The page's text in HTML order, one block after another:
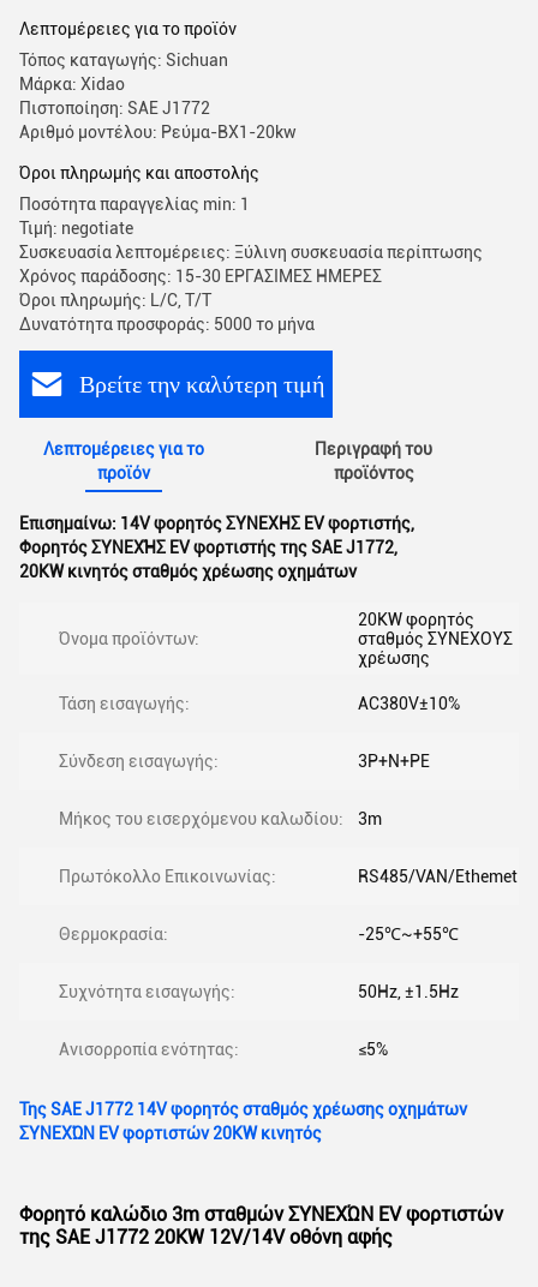
Λεπτομέρειες για το προϊόν
Τόπος καταγωγής: Sichuan
Μάρκα: Xidao
Πιστοποίηση: SAE J1772
Αριθμό μοντέλου: Ρεύμα-BX1-20kw
Όροι πληρωμής και αποστολής
Ποσότητα παραγγελίας min: 1
Τιμή: negotiate
Συσκευασία λεπτομέρειες: Ξύλινη συσκευασία περίπτωσης
Χρόνος παράδοσης: 15-30 ΕΡΓΑΣΙΜΕΣ ΗΜΕΡΕΣ
Όροι πληρωμής: L/C, T/T
Δυνατότητα προσφοράς: 5000 το μήνα
Βρείτε την καλύτερη τιμή
Λεπτομέρειες για το
προϊόν
Περιγραφή του
προϊόντος
Επισημαίνω: 14V φορητός ΣΥΝΕΧΗΣ EV φορτιστής,
Φορητός ΣΥΝΕΧΉΣ EV φορτιστής της SAE J1772,
20KW κινητός σταθμός χρέωσης οχημάτων
Όνομα προϊόντων:
20KW φορητός
σταθμός ΣΥΝΕΧΟΥΣ
χρέωσης
Τάση εισαγωγής: AC380V±10%
Σύνδεση εισαγωγής: 3P+N+PE
Μήκος του εισερχόμενου καλωδίου: 3m
Πρωτόκολλο Επικοινωνίας: RS485/VAN/Ethemet
Θερμοκρασία: -25℃~+55℃
Συχνότητα εισαγωγής: 50Hz, ±1.5Hz
Ανισορροπία ενότητας: ≤5%
Της SAE J1772 14V φορητός σταθμός χρέωσης οχημάτων
ΣΥΝΕΧΏΝ EV φορτιστών 20KW κινητός
Φορητό καλώδιο 3m σταθμών ΣΥΝΕΧΏΝ EV φορτιστών
της SAE J1772 20KW 12V/14V οθόνη αφής